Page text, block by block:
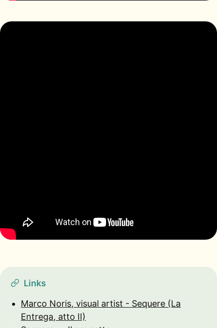
Links
Marco Noris, visual artist - Sequere (La
Entrega, atto II)